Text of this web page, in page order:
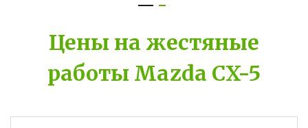
Цены на жестяные
работы Mazda CX-5